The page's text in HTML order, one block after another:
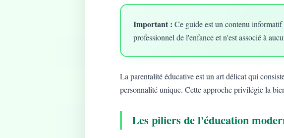
Important : Ce guide est un contenu
professionnel de l'enfance et n'est associé à
La parentalité éducative est un art délicat qui
personnalité unique. Cette approche privilégie la
Les piliers de l'éducation